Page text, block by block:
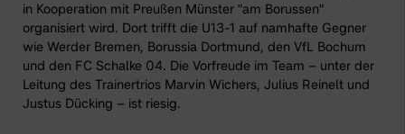
in Kooperation mit Preußen Münster "am Borussen"
organisiert wird. Dort trifft die U13-1 auf namhafte Gegner
wie Werder Bremen, Borussia Dortmund, den VfL Bochum
und den FC Schalke 04. Die Vorfreude im Team – unter der
Leitung des Trainertrios Marvin Wichers, Julius Reinelt und
Justus Dücking – ist riesig.